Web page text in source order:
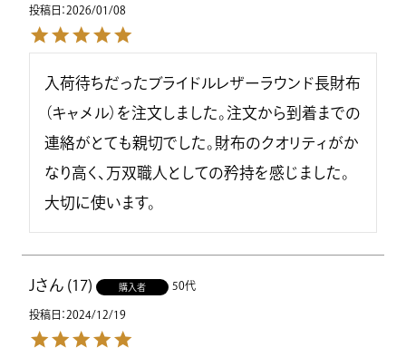
投稿日 2026/01/08
入荷待ちだったブライドルレザーラウンド長財布
（キャメル）を注文しました。注文から到着までの
連絡がとても親切でした。財布のクオリティがか
なり高く、万双職人としての矜持を感じました。
J 17 購入者 50代
投稿日 2024/12/19